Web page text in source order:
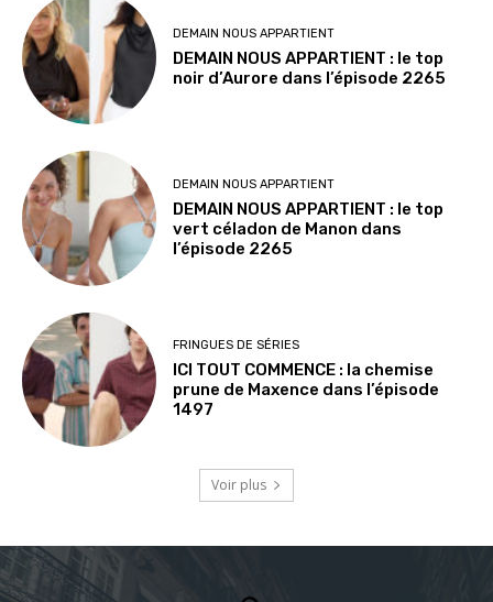
DEMAIN NOUS APPARTIENT
DEMAIN NOUS APPARTIENT : le top
noir d’Aurore dans l’épisode 2265
DEMAIN NOUS APPARTIENT
DEMAIN NOUS APPARTIENT : le top
vert céladon de Manon dans
l’épisode 2265
FRINGUES DE SÉRIES
ICI TOUT COMMENCE : la chemise
prune de Maxence dans l’épisode
1497
Voir plus